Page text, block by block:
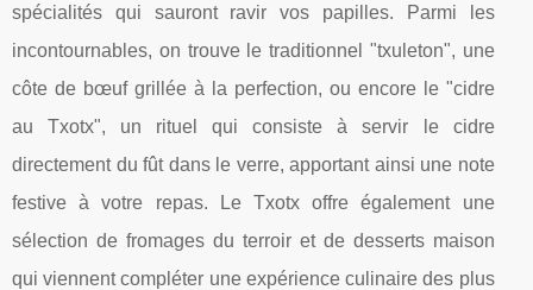
spécialités qui sauront ravir vos papilles. Parmi les
incontournables, on trouve le traditionnel "txuleton", une
côte de bœuf grillée à la perfection, ou encore le "cidre
au Txotx", un rituel qui consiste à servir le cidre
directement du fût dans le verre, apportant ainsi une note
festive à votre repas. Le Txotx offre également une
sélection de fromages du terroir et de desserts maison
qui viennent compléter une expérience culinaire des plus